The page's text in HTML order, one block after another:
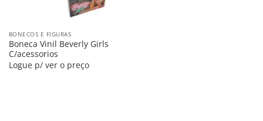
BONECOS E FIGURAS
Boneca Vinil Beverly Girls
C/acessorios
Logue p/ ver o preço